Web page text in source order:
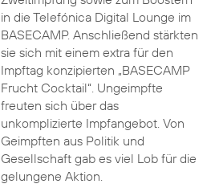
in die Telefónica Digital Lounge im
BASECAMP. Anschließend stärkten
sie sich mit einem extra für den
Impftag konzipierten „BASECAMP
Frucht Cocktail“. Ungeimpfte
freuten sich über das
unkomplizierte Impfangebot. Von
Geimpften aus Politik und
Gesellschaft gab es viel Lob für die
gelungene Aktion.